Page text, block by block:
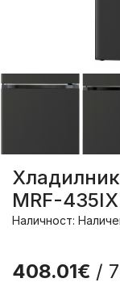
MRF-435IX
Наличност:
408.01€ /